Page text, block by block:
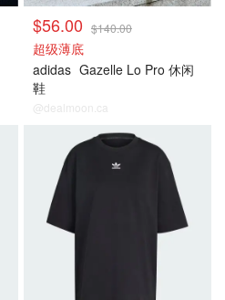
$56.00 $140.00
超级薄底
adidas Gazelle Lo Pro 休闲
鞋
@dealmoon.ca